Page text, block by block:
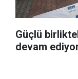
Güçlü
devam